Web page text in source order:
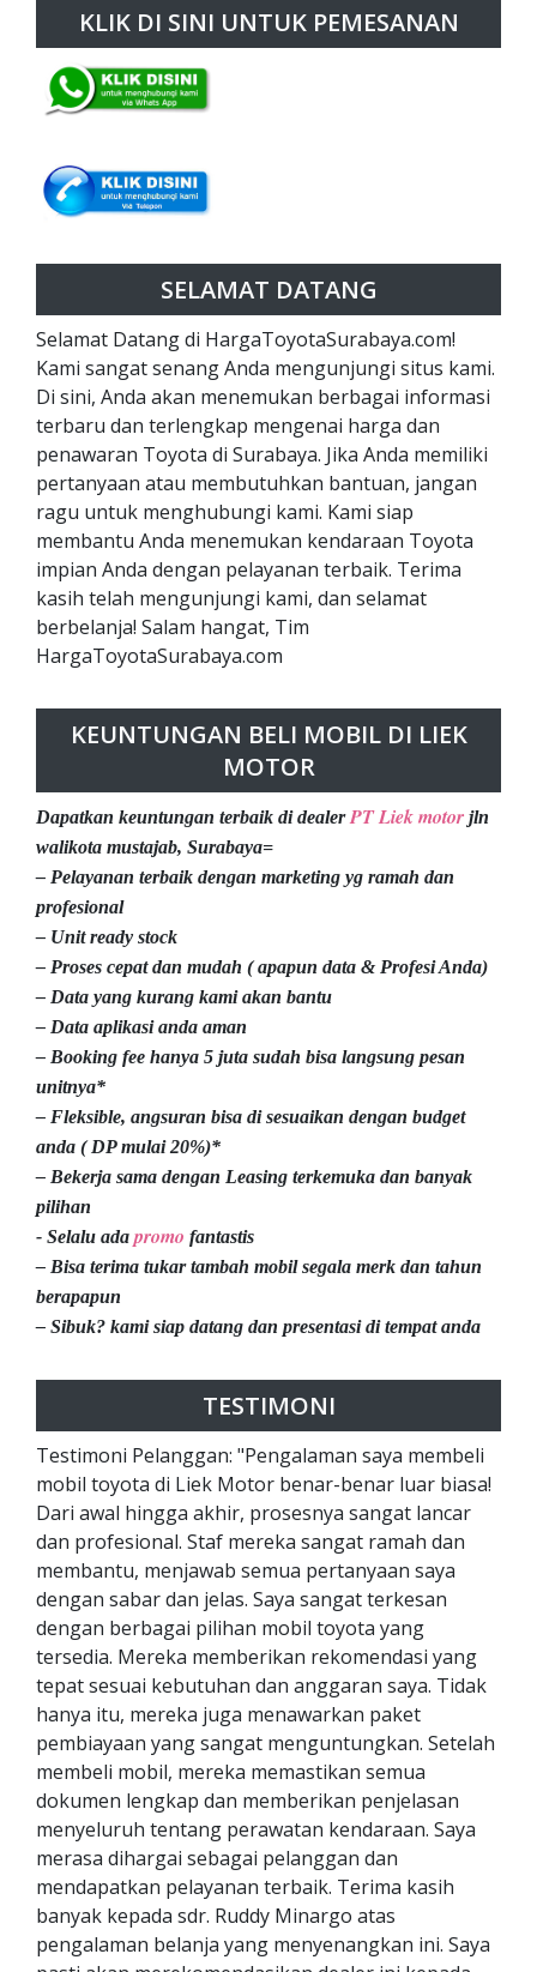
KLIK DI SINI UNTUK PEMESANAN
SELAMAT DATANG
Selamat Datang di HargaToyotaSurabaya.com!
Kami sangat senang Anda mengunjungi situs kami.
Di sini, Anda akan menemukan berbagai informasi
terbaru dan terlengkap mengenai harga dan
penawaran Toyota di Surabaya. Jika Anda memiliki
pertanyaan atau membutuhkan bantuan, jangan
ragu untuk menghubungi kami. Kami siap
membantu Anda menemukan kendaraan Toyota
impian Anda dengan pelayanan terbaik. Terima
kasih telah mengunjungi kami, dan selamat
berbelanja! Salam hangat, Tim
HargaToyotaSurabaya.com
KEUNTUNGAN BELI MOBIL DI LIEK
MOTOR
Dapatkan keuntungan terbaik di dealerPT Liek motor jln
walikota mustajab, Surabaya=
– Pelayanan terbaik dengan marketing yg ramah dan
profesional
– Unit ready stock
– Proses cepat dan mudah ( apapun data & Profesi Anda)
– Data yang kurang kami akan bantu
– Data aplikasi anda aman
– Booking fee hanya 5 juta sudah bisa langsung pesan
unitnya*
– Fleksible, angsuran bisa di sesuaikan dengan budget
anda ( DP mulai 20%)*
– Bekerja sama dengan Leasing terkemuka dan banyak
pilihan
- Selalu ada promo fantastis
– Bisa terima tukar tambah mobil segala merk dan tahun
berapapun
– Sibuk? kami siap datang dan presentasi di tempat anda
TESTIMONI
Testimoni Pelanggan: "Pengalaman saya membeli
mobil toyota di Liek Motor benar-benar luar biasa!
Dari awal hingga akhir, prosesnya sangat lancar
dan profesional. Staf mereka sangat ramah dan
membantu, menjawab semua pertanyaan saya
dengan sabar dan jelas. Saya sangat terkesan
dengan berbagai pilihan mobil toyota yang
tersedia. Mereka memberikan rekomendasi yang
tepat sesuai kebutuhan dan anggaran saya. Tidak
hanya itu, mereka juga menawarkan paket
pembiayaan yang sangat menguntungkan. Setelah
membeli mobil, mereka memastikan semua
dokumen lengkap dan memberikan penjelasan
menyeluruh tentang perawatan kendaraan. Saya
merasa dihargai sebagai pelanggan dan
mendapatkan pelayanan terbaik. Terima kasih
banyak kepada sdr. Ruddy Minargo atas
pengalaman belanja yang menyenangkan ini. Saya